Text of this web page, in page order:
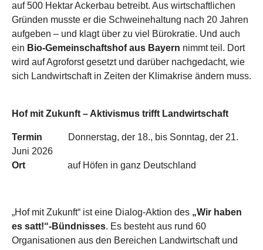
auf 500 Hektar Ackerbau betreibt. Aus wirtschaftlichen
Gründen musste er die Schweinehaltung nach 20 Jahren
aufgeben – und klagt über zu viel Bürokratie. Und auch
ein Bio-Gemeinschaftshof aus Bayern nimmt teil. Dort
wird auf Agroforst gesetzt und darüber nachgedacht, wie
sich Landwirtschaft in Zeiten der Klimakrise ändern muss.
Hof mit Zukunft – Aktivismus trifft Landwirtschaft
Termin Donnerstag, der 18., bis Sonntag, der 21.
Juni 2026
Ort
auf Höfen in ganz Deutschland
„Hof mit Zukunft“ ist eine Dialog-Aktion des „Wir haben
es satt!“-Bündnisses. Es besteht aus rund 60
Organisationen aus den Bereichen Landwirtschaft und